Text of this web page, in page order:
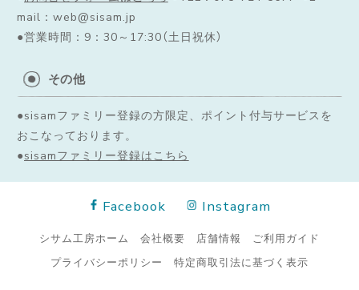
mail：web@sisam.jp
●営業時間：9：30～17:30（土日祝休）
その他
●sisamファミリー登録の方限定、ポイント付与サービスを
おこなっております。
●sisamファミリー登録はこちら
Facebook Instagram
シサム工房ホーム 会社概要 店舗情報
ご利用ガイド
プライバシーポリシー
特定商取引法に基づく表示